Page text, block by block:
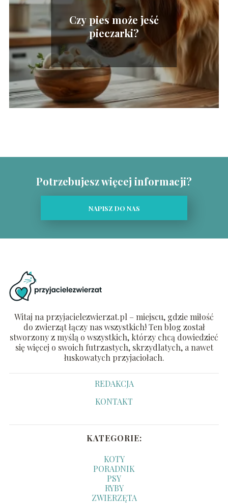
Czy pies może jeść
pieczarki?
Potrzebujesz więcej informacji?
NAPISZ DO NAS
Witaj na przyjacielezwierzat.pl – miejscu, gdzie miłość
do zwierząt łączy nas wszystkich! Ten blog został
stworzony z myślą o wszystkich, którzy chcą dowiedzieć
się więcej o swoich futrzastych, skrzydlatych, a nawet
łuskowatych przyjaciołach.
REDAKCJA
KONTAKT
KATEGORIE:
KOTY
PORADNIK
PSY
RYBY
ZWIERZĘTA